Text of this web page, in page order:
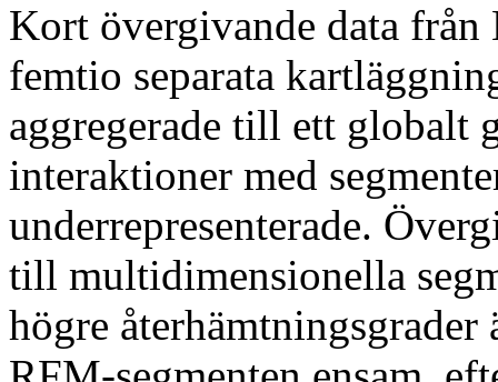
Kort övergivande data
femtio separata
aggregerade till ett globalt
interaktioner med
underrepresenterade.
till multidimensionella
högre